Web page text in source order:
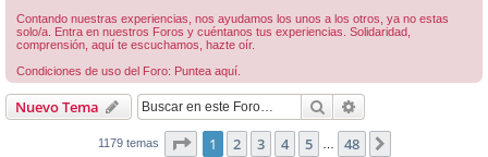
Contando nuestras experiencias, nos ayudamos los unos a los otros, ya no estas
solo/a. Entra en nuestros Foros y cuéntanos tus experiencias. Solidaridad,
comprensión, aquí te escuchamos, hazte oír.
Condiciones de uso del Foro: Puntea aquí.
Nuevo Tema Buscar
1179 temas Página de 48
1 2 3 4 5 48